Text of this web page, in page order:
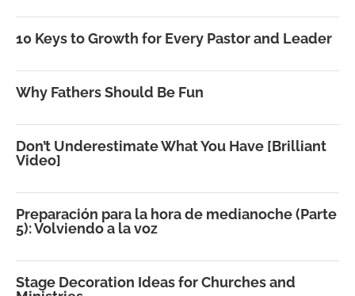
10 Keys to Growth for Every Pastor and Leader
Why Fathers Should Be Fun
Don’t Underestimate What You Have [Brilliant
Video]
Preparación para la hora de medianoche (Parte
5): Volviendo a la voz
Stage Decoration Ideas for Churches and